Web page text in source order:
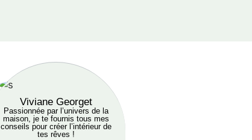
Viviane Georget
Passionnée par l’univers de la
maison, je te fournis tous mes
conseils pour créer l’intérieur de
tes rêves !